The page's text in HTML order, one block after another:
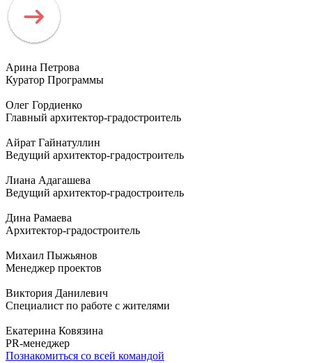
Арина Петрова
Куратор Программы
Олег Гордиенко
Главный архитектор-градостроитель
Айрат Гайнатуллин
Ведущий архитектор-градостроитель
Лиана Адагашева
Ведущий архитектор-градостроитель
Дина Рамаева
Архитектор-градостроитель
Михаил Пыжьянов
Менеджер проектов
Виктория Данилевич
Специалист по работе с жителями
Екатерина Ковязина
PR-менеджер
Познакомиться со всей командой